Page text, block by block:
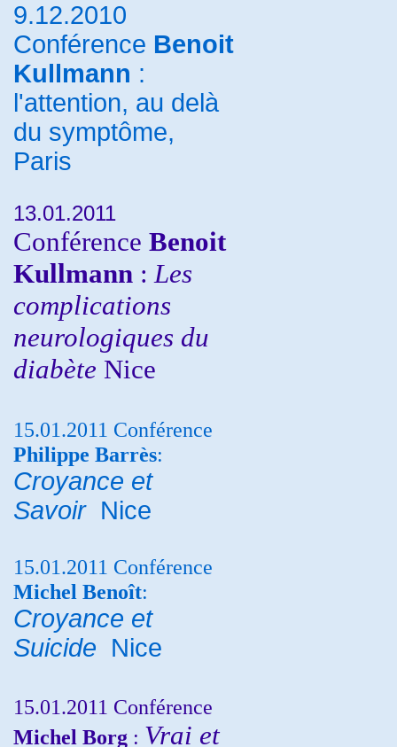
9.12.2010
Conférence Benoit
Kullmann :
l'attention, au delà
du symptôme,
Paris
13.01.2011
Conférence Benoit
Kullmann : Les
complications
neurologiques du
diabète Nice
15.01.2011 Conférence
Philippe Barrès:
Croyance et
Savoir Nice
15.01.2011 Conférence
Michel Benoît:
Croyance et
Suicide Nice
15.01.2011 Conférence
Michel Borg : Vrai et